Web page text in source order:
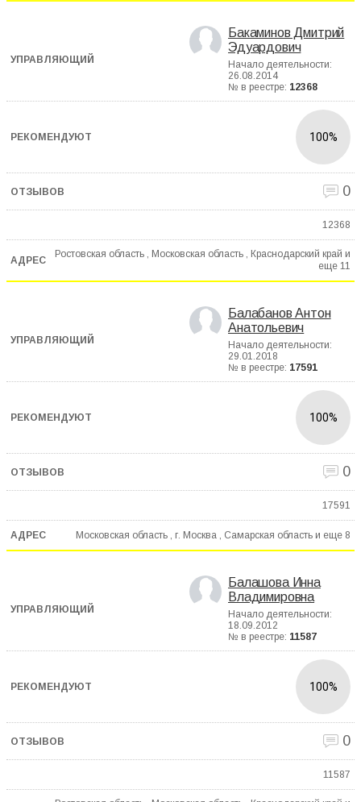
Бакаминов Дмитрий
Эдуардович
Начало деятельности:
26.08.2014
№ в реестре: 12368
100%
0
12368
Ростовская область , Московская область , Краснодарский край и
еще 11
Балабанов Антон
Анатольевич
Начало деятельности:
29.01.2018
№ в реестре: 17591
100%
0
17591
Московская область , г. Москва , Самарская область и еще 8
Балашова Инна
Владимировна
Начало деятельности:
18.09.2012
№ в реестре: 11587
100%
0
11587